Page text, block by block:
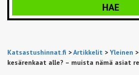
HAE
Katsastushinnat.fi >Artikkelit > Yleinen >
kesärenkaat alle? – muista nämä asiat